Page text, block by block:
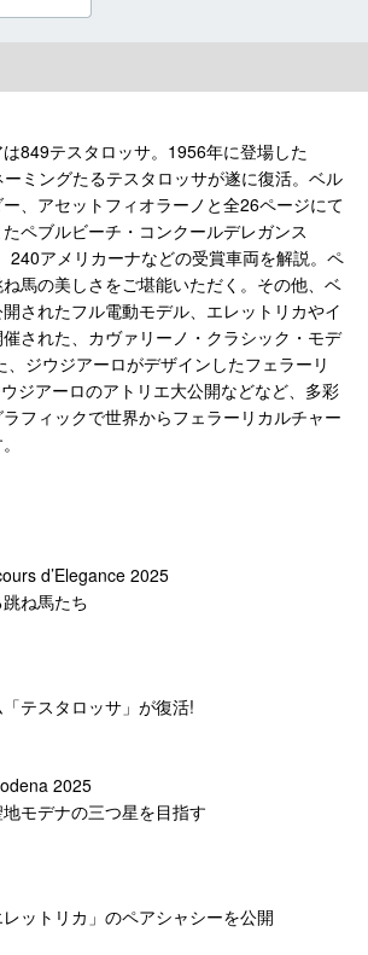
849テスタロッサ。1956年に登場した
ミングたるテスタロッサが遂に復活。ベル
、アセットフィオラーノと全26ページにて
ペブルビーチ・コンクールデレガンス
240アメリカーナなどの受賞車両を解説。ペ
馬の美しさをご堪能いただく。その他、ベ
されたフル電動モデル、エレットリカやイ
された、カヴァリーノ・クラシック・モデ
ジウジアーロがデザインしたフェラーリ
ジアーロのアトリエ大公開などなど、多彩
フィックで世界からフェラーリカルチャー
d’Elegance 2025
ね馬たち
テスタロッサ」が復活!
2025
モデナの三つ星を目指す
ットリカ」のペアシャシーを公開